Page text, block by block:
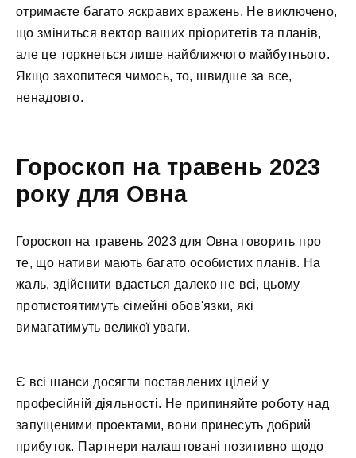
отримаєте багато яскравих вражень. Не виключено,
що зміниться вектор ваших пріоритетів та планів,
але це торкнеться лише найближчого майбутнього.
Якщо захопитеся чимось, то, швидше за все,
ненадовго.
Гороскоп на травень 2023
року для Овна
Гороскоп на травень 2023 для Овна говорить про
те, що нативи мають багато особистих планів. На
жаль, здійснити вдасться далеко не всі, цьому
протистоятимуть сімейні обов'язки, які
вимагатимуть великої уваги.
Є всі шанси досягти поставлених цілей у
професійній діяльності. Не припиняйте роботу над
запущеними проектами, вони принесуть добрий
прибуток. Партнери налаштовані позитивно щодо